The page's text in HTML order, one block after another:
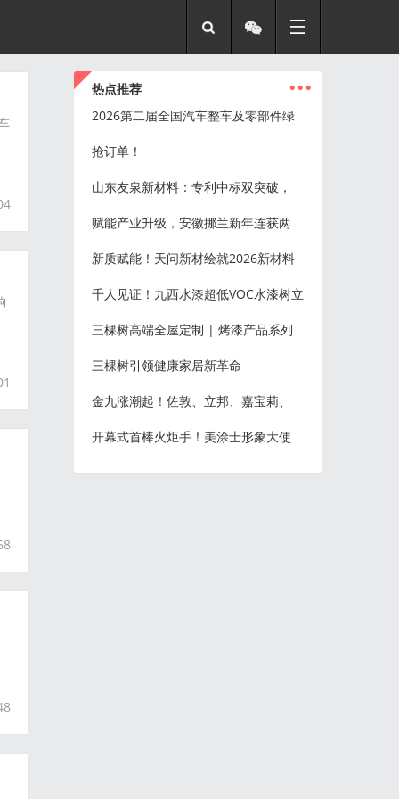
热点推荐 ...
2026第二届全国汽车整车及零部件绿
抢订单！
山东友泉新材料：专利中标双突破，
赋能产业升级，安徽挪兰新年连获两
新质赋能！天问新材绘就2026新材料
千人见证！九西水漆超低VOC水漆树立
三棵树高端全屋定制 | 烤漆产品系列
三棵树引领健康家居新革命
金九涨潮起！佐敦、立邦、嘉宝莉、
开幕式首棒火炬手！美涂士形象大使